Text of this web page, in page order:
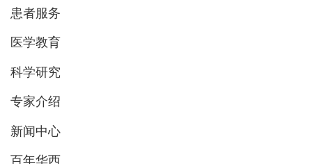
患者服务
医学教育
科学研究
专家介绍
新闻中心
百年华西